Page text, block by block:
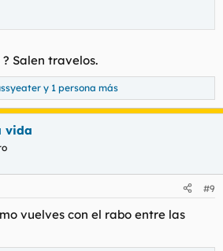
Salen travelos.
y 1 persona más
vida
#9
vuelves con el rabo entre las